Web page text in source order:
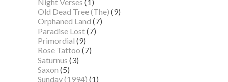
Old Dead Tree (The) (9)
Orphaned Land (7)
Paradise Lost(7)
Primordial (9)
Rose Tattoo (7)
Saturnus (3)
Saxon (5)
Sunday (1994) (1)